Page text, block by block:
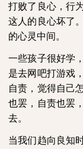
打败了良心，行
这人的良心坏了
的心灵中间。
一些孩子很好学
是去网吧打游戏
自责，觉得自己
也罢，自责也罢
去。
当我们趋向良知